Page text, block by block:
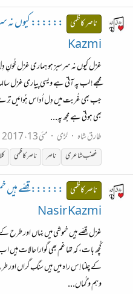
ناصر کاظمی
Kazmi
غزل کیوں نہ سرسبز ہو ہماری غزل
مجھے! لب پہ آتی ہے ویسی پیاری غزل
جب بھی غُربت میں دِل اُداس ہُوا مَیں تِرے
بھی ہوتی ہے مجھ پہ...
طارق شاہ
لڑی مئی 13، 2017
غضب شاعری
ناصر ناصرکاظمی
ناصر کاظمی ::::::قِصّے ہیں
Nasir Kazmi
غزل قِصّے ہیں خموشی میں نِہاں اور
کُچھ بات، کہ تھا غم بھی گوارا حالات
کے چلنا اِس راہ میں ہیں سنگِ گراں اور
وہم و گُماں...